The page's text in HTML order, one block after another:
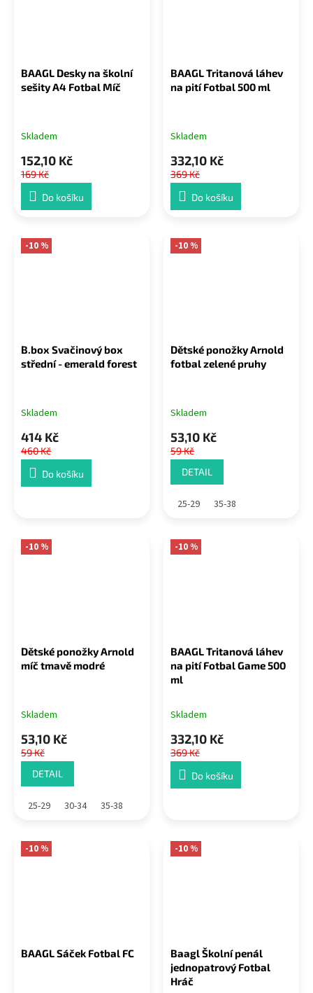
BAAGL Desky na školní
sešity A4 Fotbal Míč
Skladem
152,10 Kč
169 Kč
Do košíku
BAAGL Tritanová láhev
na pití Fotbal 500 ml
Skladem
332,10 Kč
369 Kč
Do košíku
-10 %
B.box Svačinový box
střední - emerald forest
Skladem
414 Kč
460 Kč
Do košíku
-10 %
Dětské ponožky Arnold
fotbal zelené pruhy
Skladem
53,10 Kč
59 Kč
DETAIL
25-29 35-38
-10 %
Dětské ponožky Arnold
míč tmavě modré
Skladem
53,10 Kč
59 Kč
DETAIL
25-29 30-34 35-38
-10 %
BAAGL Tritanová láhev
na pití Fotbal Game 500
ml
Skladem
332,10 Kč
369 Kč
Do košíku
-10 %
BAAGL Sáček Fotbal FC
-10 %
Baagl Školní penál
jednopatrový Fotbal
Hráč